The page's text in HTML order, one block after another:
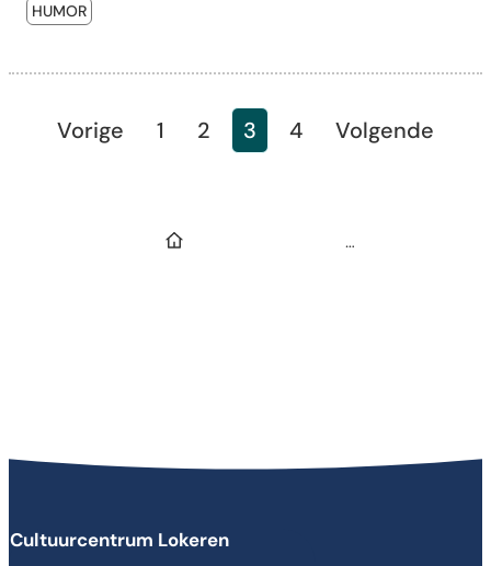
HUMOR
Vorige 1 2 3 4 Volgende
Startpagina
Contact & openingsuren
Cultuurcentrum Lokeren